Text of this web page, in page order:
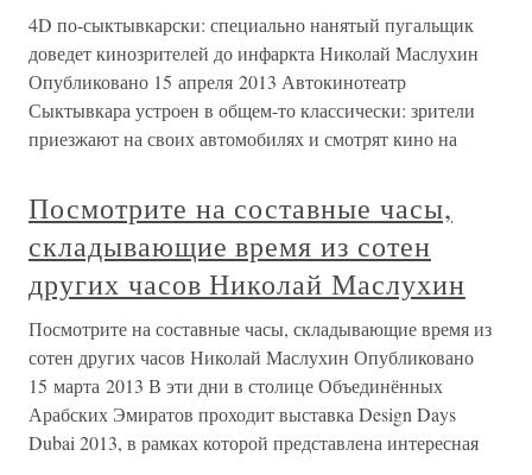
4D по-сыктывкарски: специально нанятый пугальщик
доведет кинозрителей до инфаркта Николай Маслухин
Опубликовано 15 апреля 2013 Автокинотеатр
Сыктывкара устроен в общем-то классически: зрители
приезжают на своих автомобилях и смотрят кино на
Посмотрите на составные часы,
складывающие время из сотен
других часов Николай Маслухин
Посмотрите на составные часы, складывающие время из
сотен других часов Николай Маслухин Опубликовано
15 марта 2013 В эти дни в столице Объединённых
Арабских Эмиратов проходит выставка Design Days
Dubai 2013, в рамках которой представлена интересная